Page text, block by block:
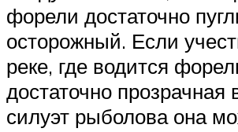
форели достаточно
осторожный. Если
реке, где водится
достаточно прозрачная
силуэт рыболова она